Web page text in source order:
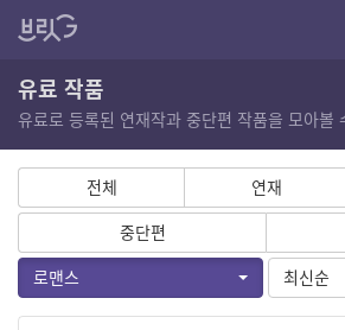
유료 작품
유료로 등록된 연재작과 중단편 작품을 모아볼
전체 연재
중단편
로맨스
최신순